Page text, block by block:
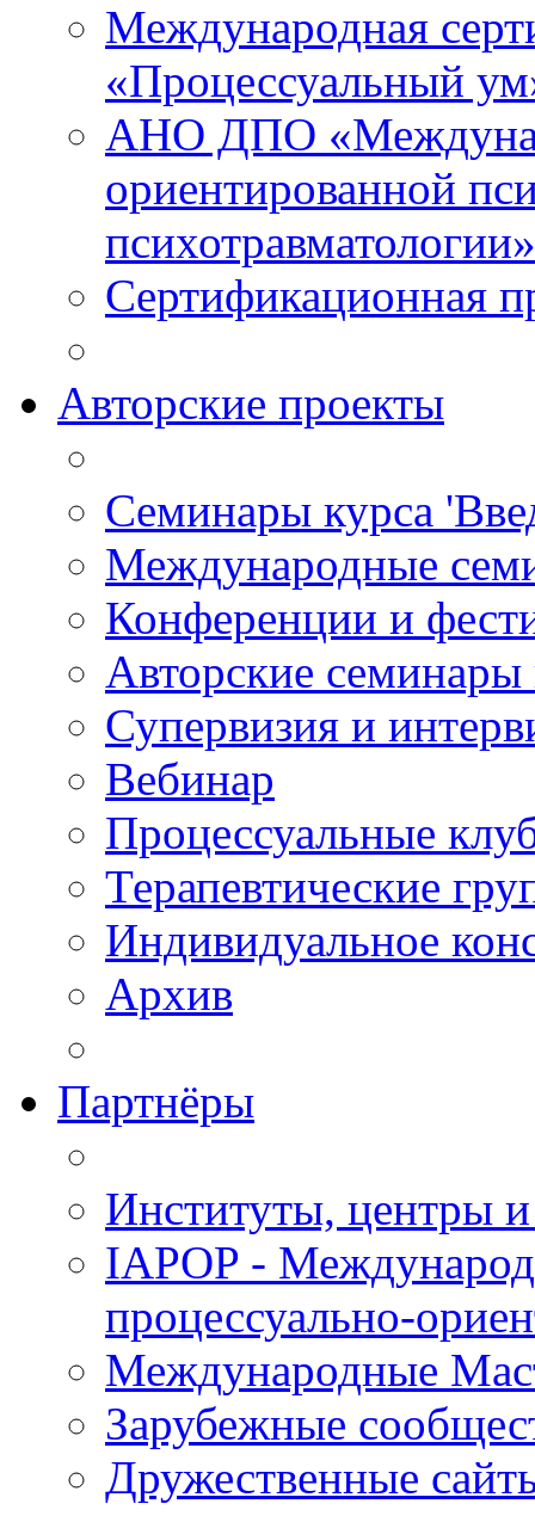
Международная
«Процессуальный
АНО ДПО
ориентированной
Сертификационная
Авторские проекты
Семинары курса
Международные
Конференции и
Авторские
Супервизия и
Вебинар
Процессуальные
Терапевтические
Индивидуальное
Архив
Партнёры
Институты, центры
IAPOP -
процессуально-
Международные
Зарубежные
Дружественные